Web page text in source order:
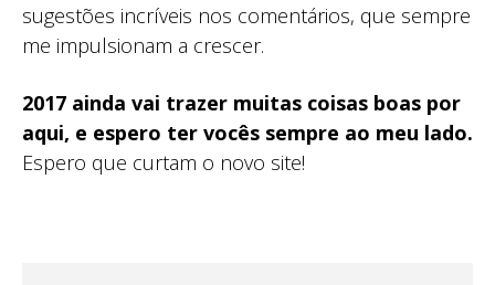
sugestões incríveis nos comentários, que sempre
me impulsionam a crescer.
2017 ainda vai trazer muitas coisas boas por
aqui, e espero ter vocês sempre ao meu lado.
Espero que curtam o novo site!